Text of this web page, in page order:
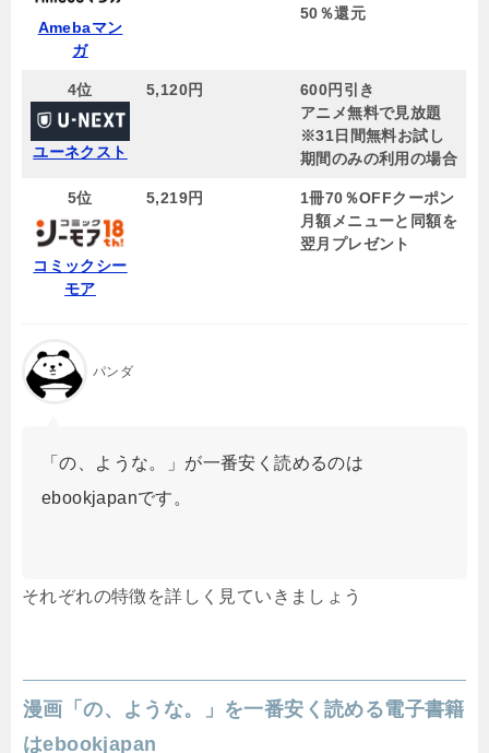
Amebaマン
ガ
50％還元
4位
ユーネクスト
5,120円
600円引き
アニメ無料で見放題
※31日間無料お試し
期間のみの利用の場合
5位
コミックシー
モア
5,219円
1冊70％OFFクーポン
月額メニューと同額を
翌月プレゼント
パンダ
「の、ような。」が一番安く読めるのは
ebookjapanです。
それぞれの特徴を詳しく見ていきましょう
漫画「の、ような。」を一番安く読める電子書籍
はebookjapan